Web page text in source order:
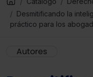
Desmitificando la
práctico para los
Autores